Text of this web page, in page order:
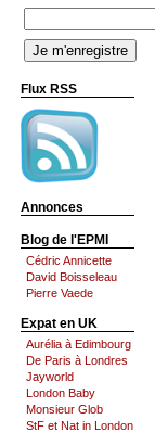
Flux RSS
Annonces
Blog de l'EPMI
Cédric Annicette
David Boisseleau
Pierre Vaede
Expat en UK
Aurélia à Edimbourg
De Paris à Londres
Jayworld
London Baby
Monsieur Glob
StF et Nat in London